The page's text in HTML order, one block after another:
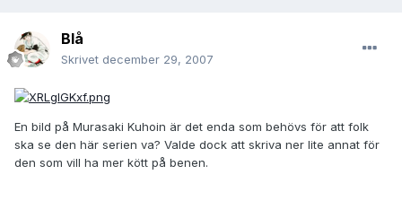
Blå
Skrivet december 29, 2007
En bild på Murasaki Kuhoin är det enda som behövs för att folk
ska se den här serien va? Valde dock att skriva ner lite annat för
den som vill ha mer kött på benen.